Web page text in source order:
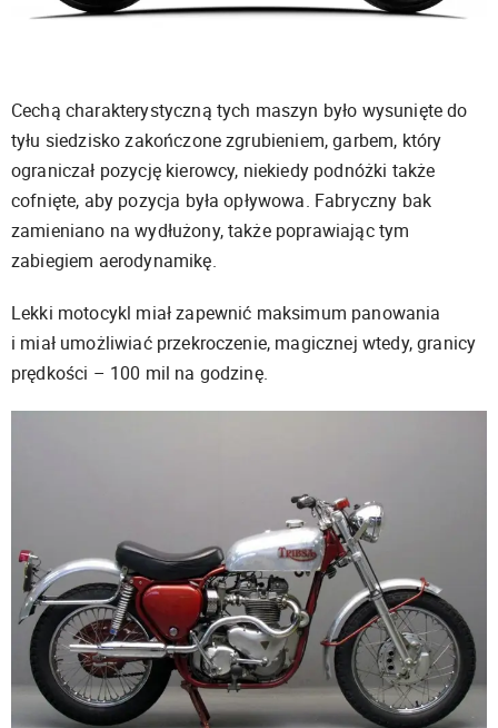
Cechą charakterystyczną tych maszyn było wysunięte do
tyłu siedzisko zakończone zgrubieniem, garbem, który
ograniczał pozycję kierowcy, niekiedy podnóżki także
cofnięte, aby pozycja była opływowa. Fabryczny bak
zamieniano na wydłużony, także poprawiając tym
zabiegiem aerodynamikę.
Lekki motocykl miał zapewnić maksimum panowania
i miał umożliwiać przekroczenie, magicznej wtedy, granicy
prędkości – 100 mil na godzinę.